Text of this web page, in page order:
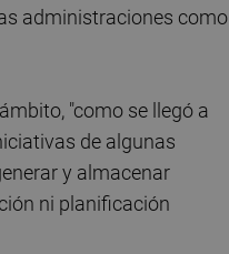
administraciones como
"como se llegó a
de algunas
y almacenar
ni planificación